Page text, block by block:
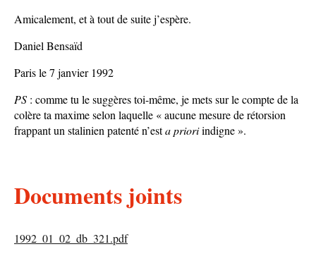
Amicalement, et à tout de suite j’espère.
Daniel Bensaïd
Paris le 7 janvier 1992
PS : comme tu le suggères toi-même, je mets sur le compte de la
colère ta maxime selon laquelle « aucune mesure de rétorsion
frappant un stalinien patenté n’esta prioriindigne ».
Documents joints
1992_01_02_db_321.pdf